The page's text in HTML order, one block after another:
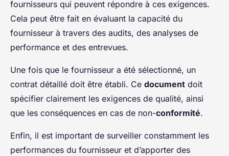
fournisseurs qui peuvent répondre à ces exigences.
Cela peut être fait en évaluant la capacité du
fournisseur à travers des audits, des analyses de
performance et des entrevues.
Une fois que le fournisseur a été sélectionné, un
contrat détaillé doit être établi. Ce document doit
spécifier clairement les exigences de qualité, ainsi
que les conséquences en cas de non-conformité.
Enfin, il est important de surveiller constamment les
performances du fournisseur et d’apporter des